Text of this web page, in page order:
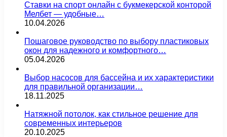
Ставки на спорт онлайн с букмекерской конторой
Мелбет — удобные…
10.04.2026
Пошаговое руководство по выбору пластиковых
окон для надежного и комфортного…
05.04.2026
Выбор насосов для бассейна и их характеристики
для правильной организации…
18.11.2025
Натяжной потолок, как стильное решение для
современных интерьеров
20.10.2025